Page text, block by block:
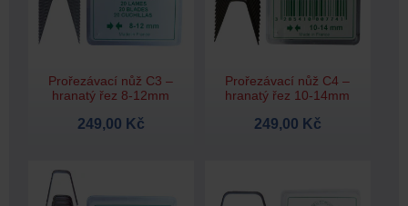
Prořezávací nůž C3 –
hranatý řez 8-12mm
249,00 Kč
Prořezávací nůž C4 –
hranatý řez 10-14mm
249,00 Kč